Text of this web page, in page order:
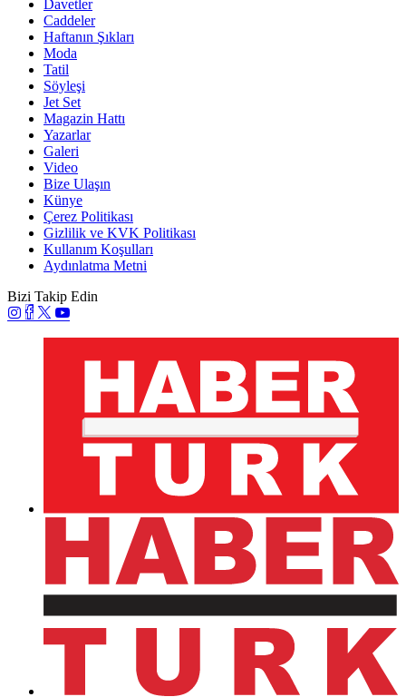
Davetler
Caddeler
Haftanın Şıkları
Moda
Tatil
Söyleşi
Jet Set
Magazin Hattı
Yazarlar
Galeri
Video
Bize Ulaşın
Künye
Çerez Politikası
Gizlilik ve KVK Politikası
Kullanım Koşulları
Aydınlatma Metni
Bizi Takip Edin